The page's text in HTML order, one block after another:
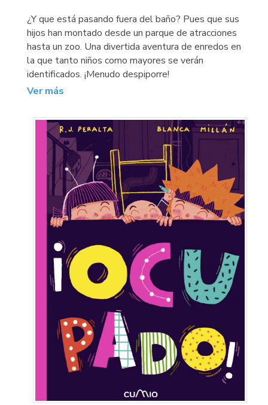
¿Y que está pasando fuera del baño? Pues que sus
hijos han montado desde un parque de atracciones
hasta un zoo. Una divertida aventura de enredos en
la que tanto niños como mayores se verán
identificados. ¡Menudo despiporre!
Ver más